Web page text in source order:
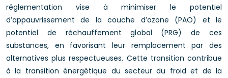
réglementation vise à minimiser le potentiel
d’appauvrissement de la couche d’ozone (PAO) et le
potentiel de réchauffement global (PRG) de ces
substances, en favorisant leur remplacement par des
alternatives plus respectueuses. Cette transition contribue
à la transition énergétique du secteur du froid et de la